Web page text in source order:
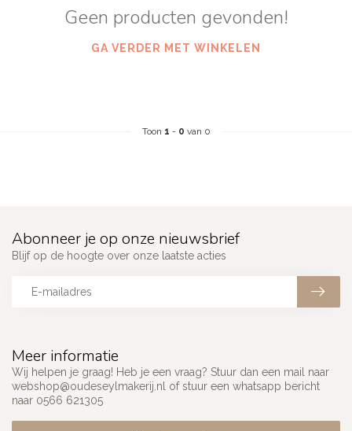
Geen producten gevonden!
GA VERDER MET WINKELEN
Toon 1 - 0 van 0
Meer informatie
Wij helpen je graag! Heb je een vraag? Stuur dan een mail naar
webshop@oudeseylmakerij.nl
of stuur een whatsapp bericht
naar 0566 621305
Abonneer je op onze nieuwsbrief
Blijf op de hoogte over onze laatste acties